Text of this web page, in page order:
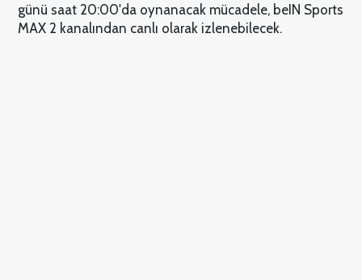
günü saat 20:00'da oynanacak mücadele, beIN Sports
MAX 2 kanalından canlı olarak izlenebilecek.